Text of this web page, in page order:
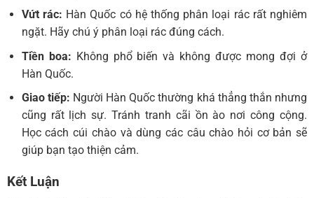
Vứt rác: Hàn Quốc có hệ thống phân loại rác rất nghiêm
ngặt. Hãy chú ý phân loại rác đúng cách.
Tiền boa: Không phổ biến và không được mong đợi ở
Hàn Quốc.
Giao tiếp: Người Hàn Quốc thường khá thẳng thắn nhưng
cũng rất lịch sự. Tránh tranh cãi ồn ào nơi công cộng.
Học cách cúi chào và dùng các câu chào hỏi cơ bản sẽ
giúp bạn tạo thiện cảm.
Kết Luận